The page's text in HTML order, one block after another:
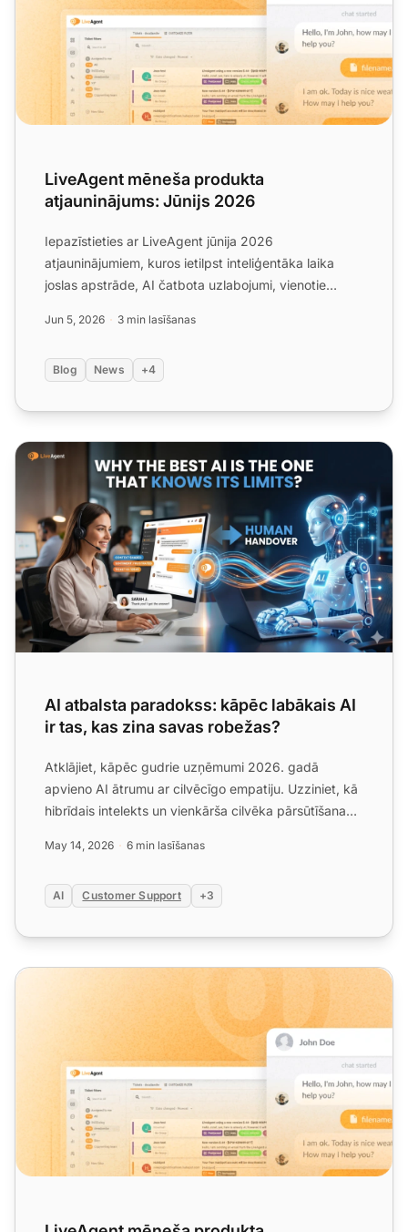
LiveAgent mēneša produkta
atjauninājums: Jūnijs 2026
Iepazīstieties ar LiveAgent jūnija 2026
atjauninājumiem, kuros ietilpst inteliģentāka laika
joslas apstrāde, AI čatbota uzlabojumi, vienotie
Jun 5, 2026 3 min lasīšanas
Blog News +4
AI atbalsta paradokss: kāpēc labākais AI ir tas, kas zina
AI atbalsta paradokss: kāpēc labākais AI
ir tas, kas zina savas robežas?
Atklājiet, kāpēc gudrie uzņēmumi 2026. gadā
apvieno AI ātrumu ar cilvēcīgo empatiju. Uzziniet, kā
hibrīdais intelekts un vienkārša cilvēka pārsūtīšana
May 14, 2026 6 min lasīšanas
AI Customer Support +3
LiveAgent mēneša produkta atjauninājums: Maija